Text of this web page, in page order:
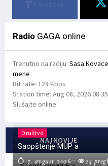
Radio GAGA online
Trenutno na radiju: Sasa
mene
Bit rate: 128 Kbps
Station time: Aug 08, 2026
Slušajte online:
NAJNOVIJE
Društvo
Saopštenje MUP a
7. avgust 2026
25